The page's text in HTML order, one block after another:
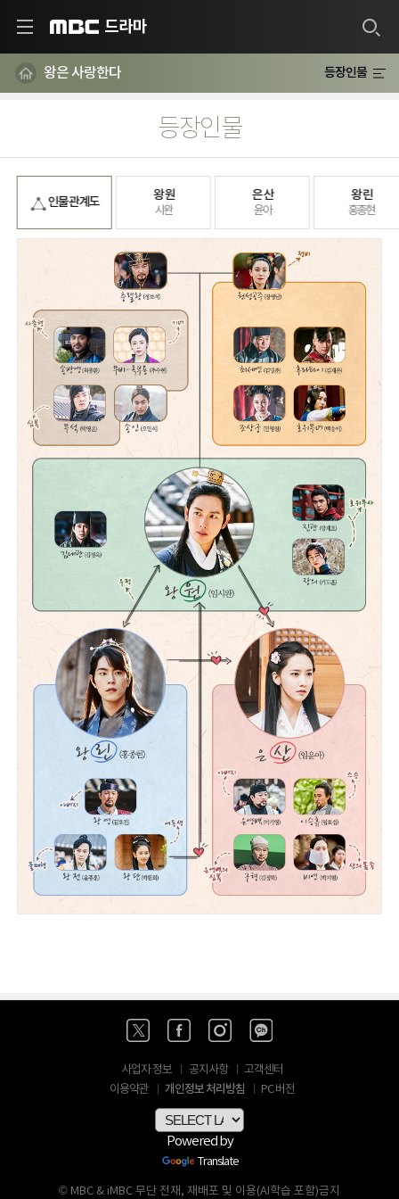
드라마
왕은 사랑한다 등장인물
등장인물
인물 관계도 왕 원
시완
은 산
윤아
왕 린
홍종현
사업자 정보 공지사항
고객센터
이용약관
개인정보 처리방침 PC 버전
Powered by
Translate
© MBC & iMBC 무단 전재, 재배포 및 이용(AI학습 포함)금지